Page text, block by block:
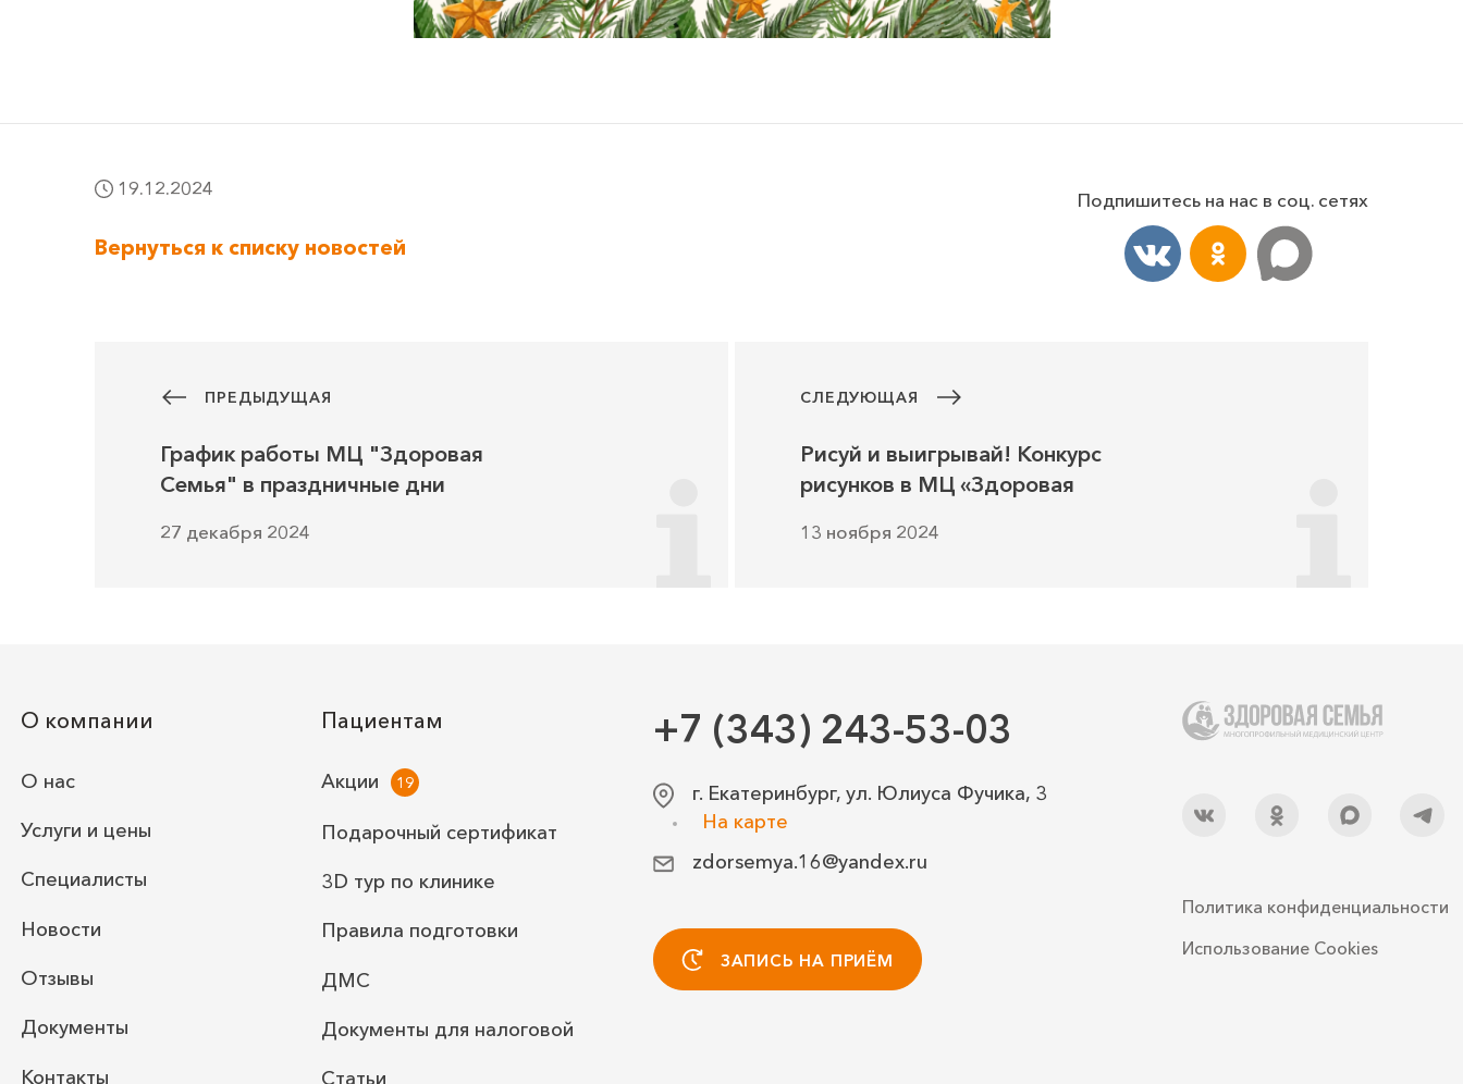
19.12.2024
Вернуться к списку новостей
Подпишитесь на нас в соц. сетях
ПРЕДЫДУЩАЯ
График работы МЦ "Здоровая
Семья" в праздничные дни
27 декабря 2024
СЛЕДУЮЩАЯ
Рисуй и выигрывай! Конкурс
рисунков в МЦ «Здоровая
13 ноября 2024
+7 (343) 243-53-03
г. Екатеринбург, ул. Юлиуса Фучика, 3
На карте
zdorsemya.16@yandex.ru
ЗАПИСЬ НА ПРИЁМ
О компании
О нас
Услуги и цены
Специалисты
Новости
Отзывы
Документы
Контакты
Пациентам
Акции
Подарочный сертификат
3D тур по клинике
Правила подготовки
ДМС
Документы для налоговой
Статьи
Политика конфиденциальности
Использование Cookies